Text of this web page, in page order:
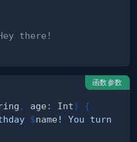
there!
函数参数
, age : Int)
{
$name